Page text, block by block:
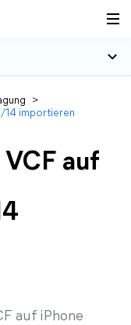
>
14 importieren
auf
auf iPhone